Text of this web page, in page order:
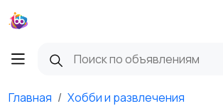
Главная
Хобби и развлечения